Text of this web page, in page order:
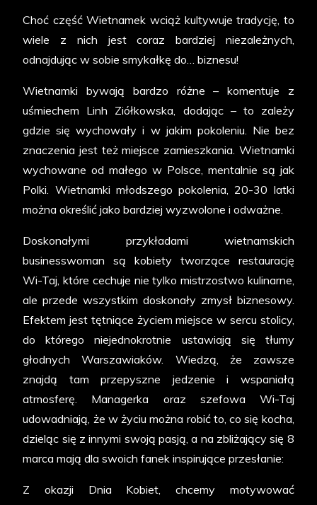
Choć część Wietnamek wciąż kultywuje tradycję, to
wiele z nich jest coraz bardziej niezależnych,
odnajdując w sobie smykałkę do… biznesu!
Wietnamki bywają bardzo różne – komentuje z
uśmiechem Linh Ziółkowska, dodając – to zależy
gdzie się wychowały i w jakim pokoleniu. Nie bez
znaczenia jest też miejsce zamieszkania. Wietnamki
wychowane od małego w Polsce, mentalnie są jak
Polki. Wietnamki młodszego pokolenia, 20-30 latki
można określić jako bardziej wyzwolone i odważne.
Doskonałymi przykładami wietnamskich
businesswoman są kobiety tworzące restaurację
Wi-Taj, które cechuje nie tylko mistrzostwo kulinarne,
ale przede wszystkim doskonały zmysł biznesowy.
Efektem jest tętniące życiem miejsce w sercu stolicy,
do którego niejednokrotnie ustawiają się tłumy
głodnych Warszawiaków. Wiedzą, że zawsze
znajdą tam przepyszne jedzenie i wspaniałą
atmosferę. Managerka oraz szefowa Wi-Taj
udowadniają, że w życiu można robić to, co się kocha,
dzieląc się z innymi swoją pasją, a na zbliżający się 8
marca mają dla swoich fanek inspirujące przesłanie:
Z okazji Dnia Kobiet, chcemy motywować